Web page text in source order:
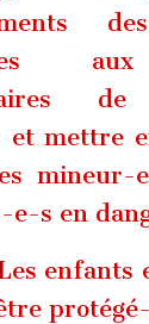
de
et mettre
mineur-
e-s en
enfants